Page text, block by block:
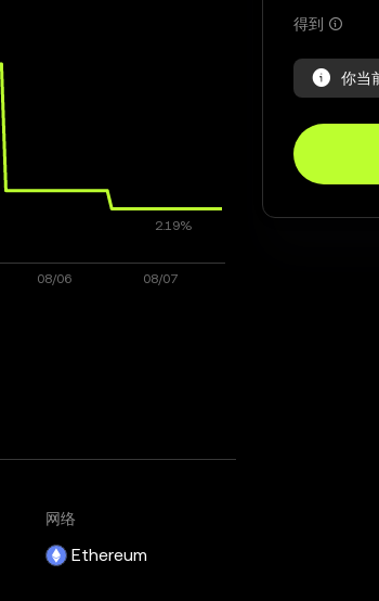
网络
Ethereum
得到
你当